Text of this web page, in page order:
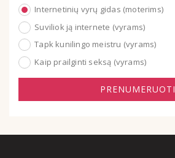
Internetinių vyrų gidas (moterims)
Suviliok ją internete (vyrams)
Tapk kunilingo meistru (vyrams)
Kaip prailginti seksą (vyrams)
PRENUMERUOTI